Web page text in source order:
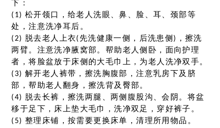
下：
(1) 松开领口，给老人洗眼、鼻、脸、耳、颈部等
处，注意洗净耳后。
(2) 脱去老人上衣(先洗健康一侧，后洗患侧)，擦洗
两臂。注意洗净腋窝部。帮助老人侧卧，面向护理
者，将脸盆放于床侧的大毛巾上，为老人洗净双手。
(3) 解开老人裤带，擦洗胸腹部，注意乳房下及脐
部，帮助老人翻身，擦洗背及臀部。
(4) 脱去长裤，擦洗两腿、两侧腹股沟、会阴。将盆
移于足下，床上垫大毛巾，洗净双足，穿好裤子。
(5) 整理床铺，按需要更换床单，清理所用物品。